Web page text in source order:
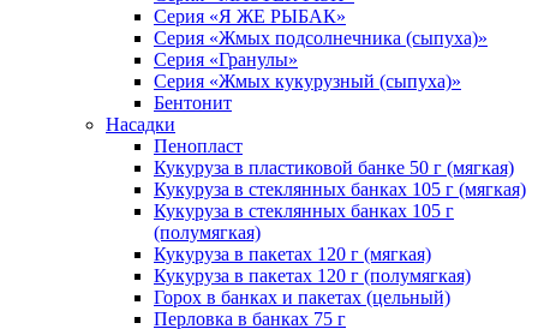
Серия «Я ЖЕ РЫБАК»
Серия «Жмых подсолнечника (сыпуха)»
Cерия «Гранулы»
Серия «Жмых кукурузный (сыпуха)»
Бентонит
Насадки
Пенопласт
Кукуруза в пластиковой банке 50 г (мягкая)
Кукуруза в стеклянных банках 105 г (мягкая)
Кукуруза в стеклянных банках 105 г
(полумягкая)
Кукуруза в пакетах 120 г (мягкая)
Кукуруза в пакетах 120 г (полумягкая)
Горох в банках и пакетах (цельный)
Перловка в банках 75 г